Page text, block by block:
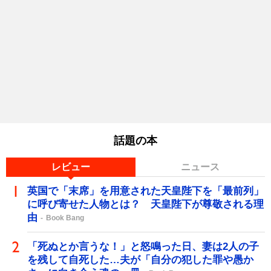
話題の本
レビュー ニュース
英国で「末席」を用意された天皇陛下を「最前列」
に呼び寄せた人物とは？ 天皇陛下が尊敬される理
由
Book Bang
「死ぬとか言うな！」と怒鳴った日、妻は2人の子
を残して自死した…夫が「自分の犯した罪や愚か